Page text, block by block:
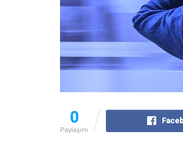
0
Paylaşım